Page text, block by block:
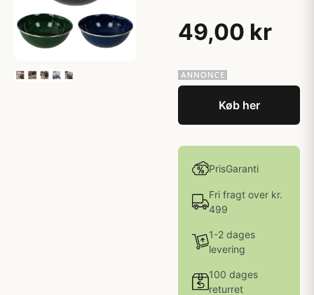
49,00 kr
Køb her
PrisGaranti
Fri fragt over kr.
499
1-2 dages
levering
100 dages
returret